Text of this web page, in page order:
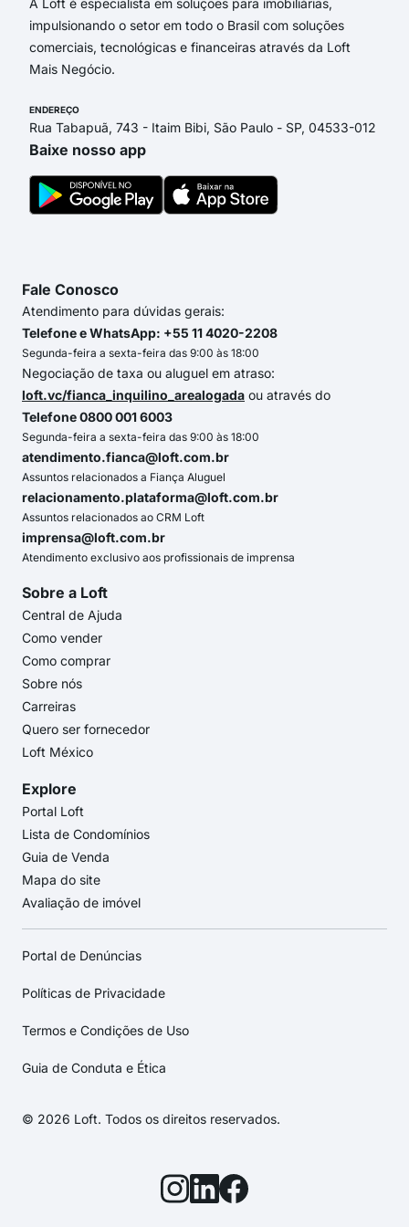
A Loft é especialista em soluções para imobiliárias,
impulsionando o setor em todo o Brasil com soluções
comerciais, tecnológicas e financeiras através da Loft
Mais Negócio.
ENDEREÇO
Rua Tabapuã, 743 - Itaim Bibi, São Paulo - SP, 04533-012
Baixe nosso app
Fale Conosco
Atendimento para dúvidas gerais:
Telefone e WhatsApp: +55 11 4020-2208
Segunda-feira a sexta-feira das 9:00 às 18:00
Negociação de taxa ou aluguel em atraso:
loft.vc/fianca_inquilino_arealogada ou através do
Telefone 0800 001 6003
Segunda-feira a sexta-feira das 9:00 às 18:00
atendimento.fianca@loft.com.br
Assuntos relacionados a Fiança Aluguel
relacionamento.plataforma@loft.com.br
Assuntos relacionados ao CRM Loft
imprensa@loft.com.br
Atendimento exclusivo aos profissionais de imprensa
Sobre a Loft
Central de Ajuda
Como vender
Como comprar
Sobre nós
Carreiras
Quero ser fornecedor
Loft México
Explore
Portal Loft
Lista de Condomínios
Guia de Venda
Mapa do site
Avaliação de imóvel
Portal de Denúncias
Políticas de Privacidade
Termos e Condições de Uso
Guia de Conduta e Ética
© 2026 Loft. Todos os direitos reservados.